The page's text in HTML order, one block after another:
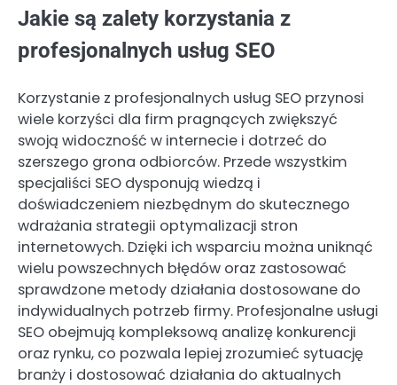
Jakie są zalety korzystania z
profesjonalnych usług SEO
Korzystanie z profesjonalnych usług SEO przynosi
wiele korzyści dla firm pragnących zwiększyć
swoją widoczność w internecie i dotrzeć do
szerszego grona odbiorców. Przede wszystkim
specjaliści SEO dysponują wiedzą i
doświadczeniem niezbędnym do skutecznego
wdrażania strategii optymalizacji stron
internetowych. Dzięki ich wsparciu można uniknąć
wielu powszechnych błędów oraz zastosować
sprawdzone metody działania dostosowane do
indywidualnych potrzeb firmy. Profesjonalne usługi
SEO obejmują kompleksową analizę konkurencji
oraz rynku, co pozwala lepiej zrozumieć sytuację
branży i dostosować działania do aktualnych